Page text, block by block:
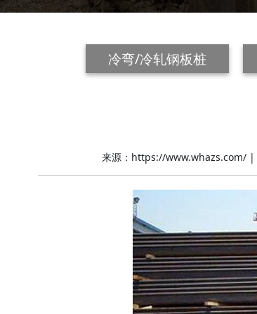
冷弯/冷轧钢板桩
来源：https://www.whazs.com/